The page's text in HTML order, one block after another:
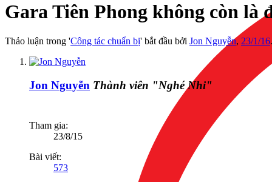
Gara Tiên Phong không còn là
Thảo luận trong 'Công tác chuẩn bị' bắt đầu bởi Jon Nguyễn, 23/1/16.
Jon Nguyễn Thành viên "Nghé Nhi"
Tham gia:
23/8/15
Bài viết:
573